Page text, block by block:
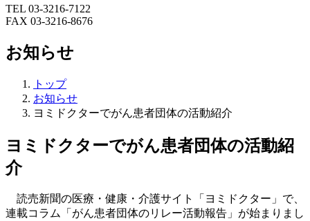
TEL 03-3216-7122
FAX 03-3216-8676
お知らせ
トップ
お知らせ
ヨミドクターでがん患者団体の活動紹介
ヨミドクターでがん患者団体の活動紹
介
読売新聞の医療・健康・介護サイト「ヨミドクター」で、
連載コラム「がん患者団体のリレー活動報告」が始まりまし